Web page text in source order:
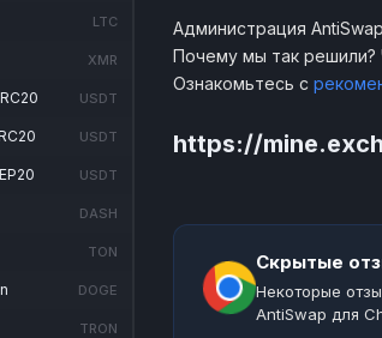
LTC
XMR
USDT
USDT
USDT
DASH
TON
DOGE
TRON
Администрация
Почему мы так решили?
Ознакомьтесь с
https://
Скрытые
Некоторые
AntiSwap для